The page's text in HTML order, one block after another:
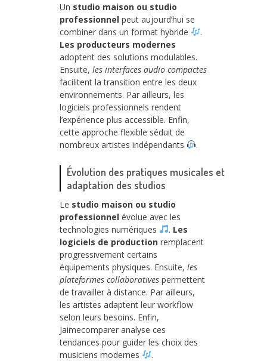
Un studio maison ou studio
professionnel peut aujourd’hui se
combiner dans un format hybride
.
Les producteurs modernes
adoptent des solutions modulables.
Ensuite, les interfaces audio compactes
facilitent la transition entre les deux
environnements. Par ailleurs, les
logiciels professionnels rendent
l’expérience plus accessible. Enfin,
cette approche flexible séduit de
nombreux artistes indépendants
.
Évolution des pratiques musicales et
adaptation des studios
Le studio maison ou studio
professionnel évolue avec les
technologies numériques
. Les
logiciels de production remplacent
progressivement certains
équipements physiques. Ensuite, les
plateformes collaboratives permettent
de travailler à distance. Par ailleurs,
les artistes adaptent leur workflow
selon leurs besoins. Enfin,
Jaimecomparer analyse ces
tendances pour guider les choix des
musiciens modernes
.